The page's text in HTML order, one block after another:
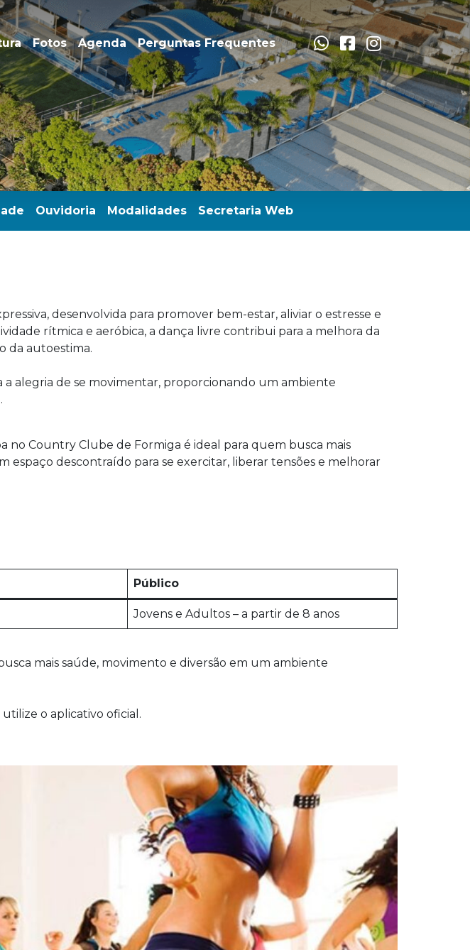
Fotos Agenda Perguntas Frequentes
Ouvidoria Modalidades Secretaria Web
desenvolvida para promover bem-estar, aliviar o estresse e
rítmica e aeróbica, a dança livre contribui para a melhora da
da autoestima.
a alegria de se movimentar, proporcionando um ambiente
no Country Clube de Formiga é ideal para quem busca mais
espaço descontraído para se exercitar, liberar tensões e melhorar
Público
Jovens e Adultos – a partir de 8 anos
mais saúde, movimento e diversão em um ambiente
o aplicativo oficial.